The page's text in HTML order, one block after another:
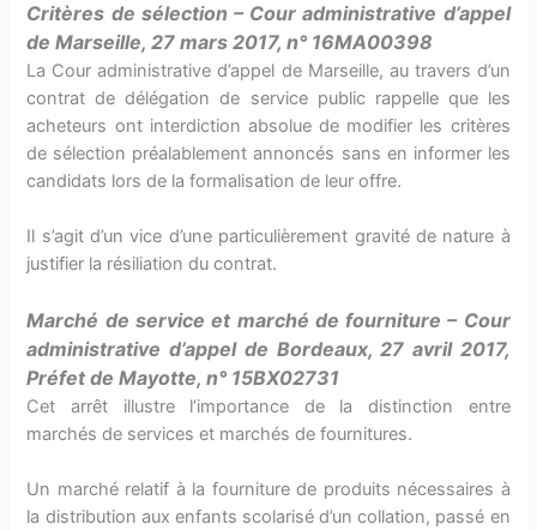
Critères de sélection – Cour administrative d’appel
de Marseille, 27 mars 2017, n° 16MA00398
La Cour administrative d’appel de Marseille, au travers d’un
contrat de délégation de service public rappelle que les
acheteurs ont interdiction absolue de modifier les critères
de sélection préalablement annoncés sans en informer les
candidats lors de la formalisation de leur offre.
Il s’agit d’un vice d’une particulièrement gravité de nature à
justifier la résiliation du contrat.
Marché de service et marché de fourniture – Cour
administrative d’appel de Bordeaux, 27 avril 2017,
Préfet de Mayotte, n° 15BX02731
Cet arrêt illustre l’importance de la distinction entre
marchés de services et marchés de fournitures.
Un marché relatif à la fourniture de produits nécessaires à
la distribution aux enfants scolarisé d’un collation, passé en